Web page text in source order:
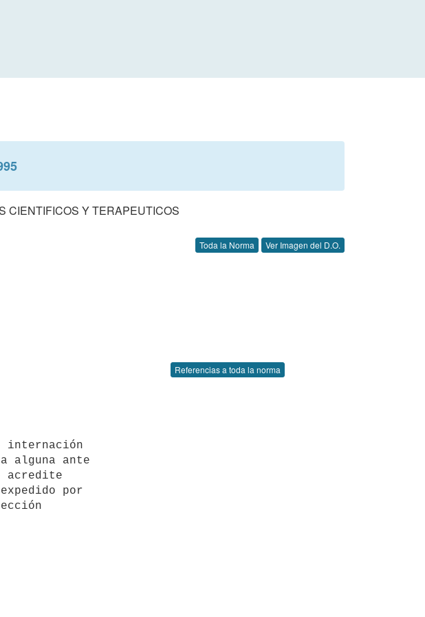
CIENTIFICOS Y TERAPEUTICOS
Toda la Norma Ver Imagen del D.O.
Referencias a toda la norma
alguna ante
acredite
por